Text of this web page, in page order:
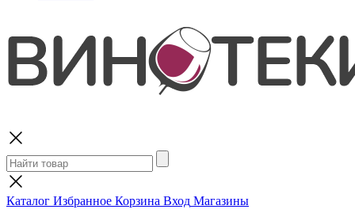
Каталог Избранное Корзина Вход Магазины